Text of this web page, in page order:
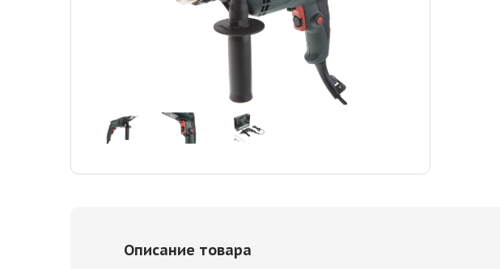
Описание товара